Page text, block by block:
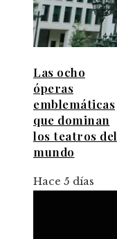
Las ocho
óperas
emblemáticas
que dominan
los teatros del
mundo
Hace 5 días